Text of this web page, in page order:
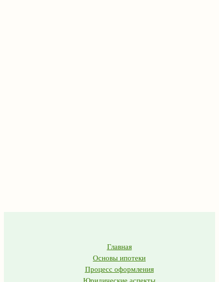
Главная
Основы ипотеки
Процесс оформления